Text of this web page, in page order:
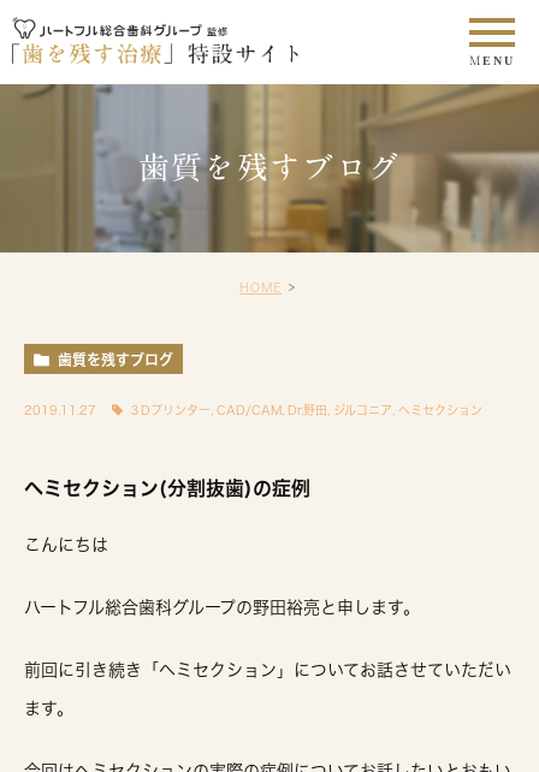
歯質を残すブログ
HOME
歯質を残すブログ
2019.11.27 ３Dプリンター CAD/CAM Dr.野田 ジルコニア ヘミセクション
ヘミセクション(分割抜歯)の症例
こんにちは
ハートフル総合歯科グループの野田裕亮と申します。
前回に引き続き「ヘミセクション」についてお話させていただい
ます。